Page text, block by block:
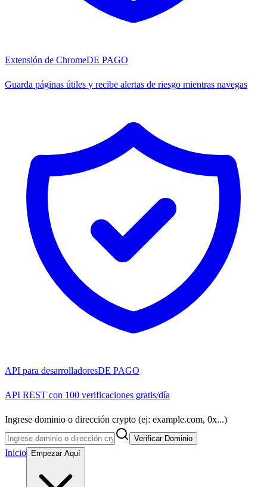
Extensión de ChromeDE PAGO
Guarda páginas útiles y recibe alertas de riesgo mientras navegas
API para desarrolladoresDE PAGO
API REST con 100 verificaciones gratis/día
Ingrese dominio o dirección crypto (ej: example.com, 0x...)
Verificar Dominio
Inicio Empezar Aquí